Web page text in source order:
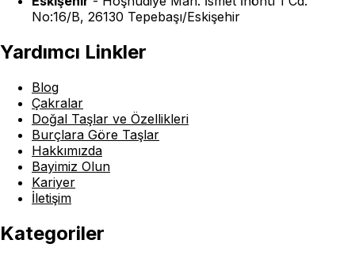
No:16/B, 26130 Tepebaşı/Eskişehir
Yardımcı Linkler
Blog
Çakralar
Doğal Taşlar ve Özellikleri
Burçlara Göre Taşlar
Hakkımızda
Bayimiz Olun
Kariyer
İletişim
Kategoriler